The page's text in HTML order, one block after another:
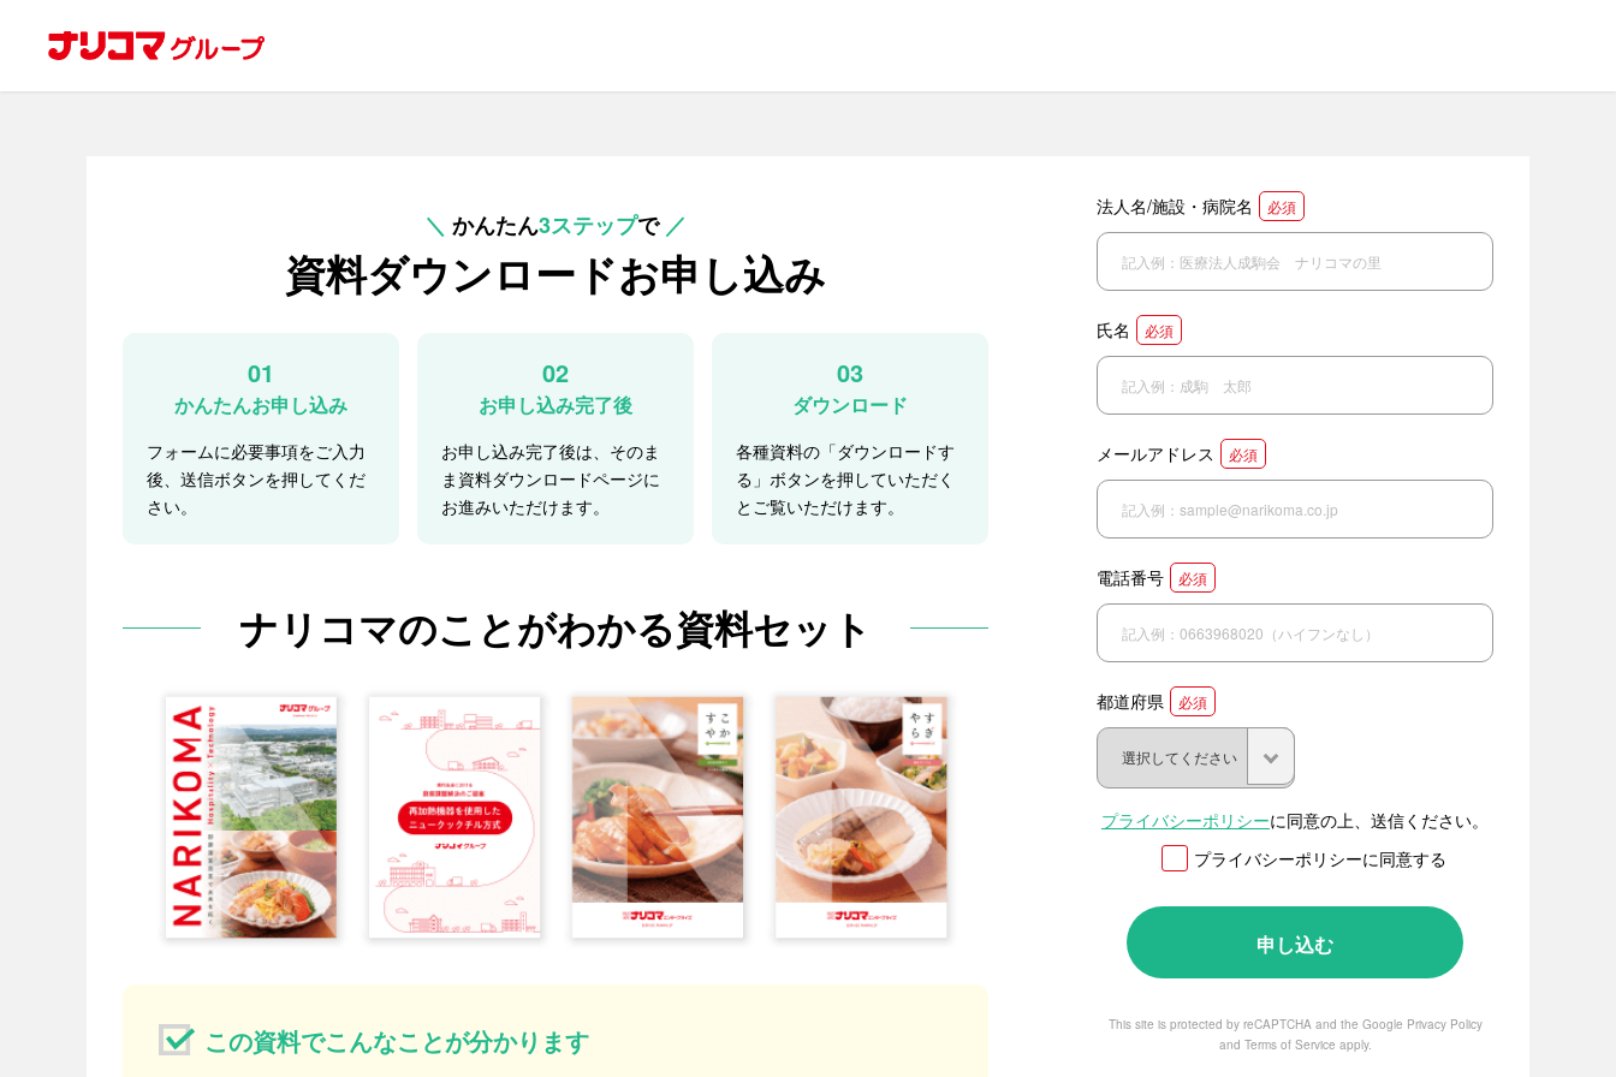
＼ かんたん3ステップで ／
資料ダウンロードお申し込み
01
かんたんお申し込み
フォームに必要事項をご入力
後、送信ボタンを押してくだ
さい。
02
お申し込み完了後
お申し込み完了後は、そのま
ま資料ダウンロードページに
お進みいただけます。
03
ダウンロード
各種資料の「ダウンロードす
る」ボタンを押していただく
とご覧いただけます。
ナリコマのことがわかる資料セット
この資料でこんなことが分かります
法人名/施設・病院名 必須
氏名 必須
メールアドレス 必須
電話番号 必須
都道府県 必須
プライバシーポリシーに同意の上、送信ください。
プライバシーポリシーに同意する
This site is protected by reCAPTCHA and the Google Privacy Policy
and Terms of Service apply.